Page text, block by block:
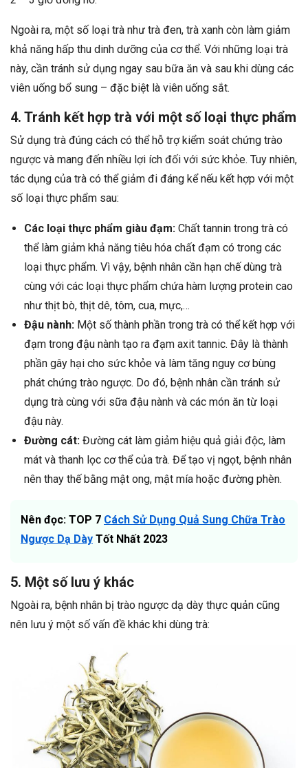
Ngoài ra, một số loại trà như trà đen, trà xanh còn làm giảm
khả năng hấp thu dinh dưỡng của cơ thể. Với những loại trà
này, cần tránh sử dụng ngay sau bữa ăn và sau khi dùng các
viên uống bổ sung – đặc biệt là viên uống sắt.
4. Tránh kết hợp trà với một số loại thực phẩm
Sử dụng trà đúng cách có thể hỗ trợ kiểm soát chứng trào
ngược và mang đến nhiều lợi ích đối với sức khỏe. Tuy nhiên,
tác dụng của trà có thể giảm đi đáng kể nếu kết hợp với một
số loại thực phẩm sau:
Các loại thực phẩm giàu đạm: Chất tannin trong trà có
thể làm giảm khả năng tiêu hóa chất đạm có trong các
loại thực phẩm. Vì vậy, bệnh nhân cần hạn chế dùng trà
cùng với các loại thực phẩm chứa hàm lượng protein cao
như thịt bò, thịt dê, tôm, cua, mực,…
Đậu nành: Một số thành phần trong trà có thể kết hợp với
đạm trong đậu nành tạo ra đạm axit tannic. Đây là thành
phần gây hại cho sức khỏe và làm tăng nguy cơ bùng
phát chứng trào ngược. Do đó, bệnh nhân cần tránh sử
dụng trà cùng với sữa đậu nành và các món ăn từ loại
đậu này.
Đường cát: Đường cát làm giảm hiệu quả giải độc, làm
mát và thanh lọc cơ thể của trà. Để tạo vị ngọt, bệnh nhân
nên thay thế bằng mật ong, mật mía hoặc đường phèn.
Nên đọc: TOP 7 Cách Sử Dụng Quả Sung Chữa Trào
Ngược Dạ Dày Tốt Nhất 2023
5. Một số lưu ý khác
Ngoài ra, bệnh nhân bị trào ngược dạ dày thực quản cũng
nên lưu ý một số vấn đề khác khi dùng trà: